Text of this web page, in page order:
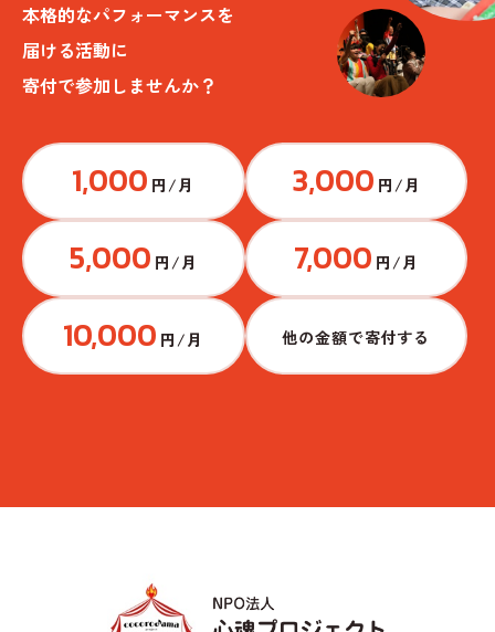
本格的なパフォーマンスを
届ける活動に
寄付で参加しませんか？
1,000 円/月 3,000 円/月
5,000 円/月 7,000 円/月
10,000 円/月 他の金額で寄付する